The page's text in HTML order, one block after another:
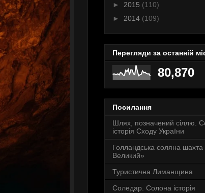
► 2015 (110)
► 2014 (109)
Перегляди за останній
80,870
Посилання
Шлях, позначений сіллю.
історія Сходу України
Голландська соляна
Великий»
Туристична Лиманщина
Соледар. Солона історія